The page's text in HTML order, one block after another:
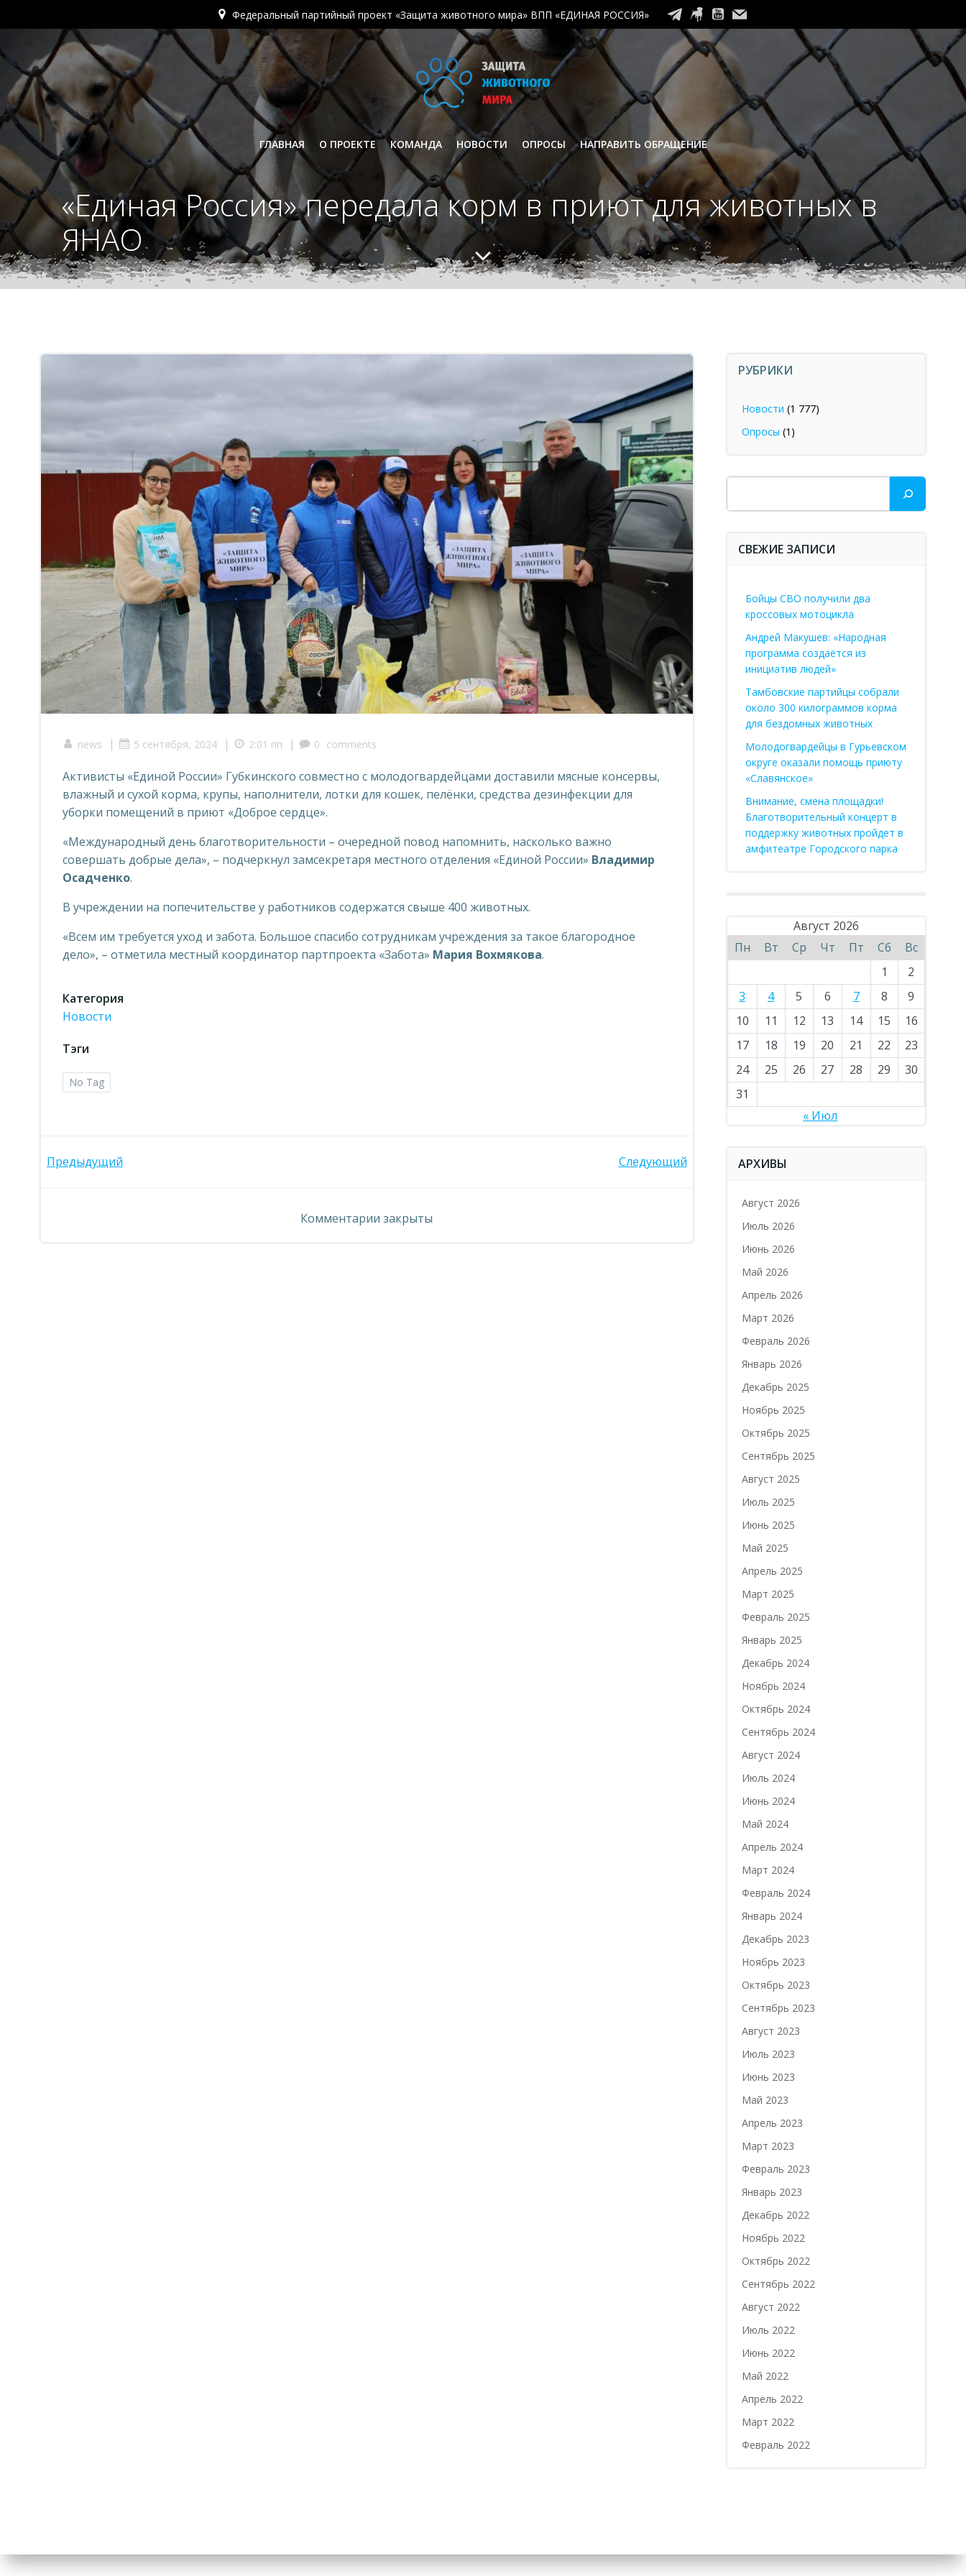
к
содержимому
Федеральный партийный проект «Защита животного мира» ВПП «ЕДИНАЯ РОССИЯ»
ГЛАВНАЯ О ПРОЕКТЕ КОМАНДА НОВОСТИ ОПРОСЫ НАПРАВИТЬ ОБРАЩЕНИЕ
«Единая Россия» передала корм в приют для животных в
ЯНАО
news | 5 сентября, 2024 | 2:01 пп | 0 comments
Активисты «Единой России» Губкинского совместно с молодогвардейцами доставили мясные консервы,
влажный и сухой корма, крупы, наполнители, лотки для кошек, пелёнки, средства дезинфекции для
уборки помещений в приют «Доброе сердце».
«Международный день благотворительности – очередной повод напомнить, насколько важно
совершать добрые дела», – подчеркнул замсекретаря местного отделения «Единой России» Владимир
Осадченко.
В учреждении на попечительстве у работников содержатся свыше 400 животных.
«Всем им требуется уход и забота. Большое спасибо сотрудникам учреждения за такое благородное
дело», – отметила местный координатор партпроекта «Забота» Мария Вохмякова.
Категория
Новости
Тэги
No Tag
Навигация
Предыдущий
записям
Следующий
Комментарии закрыты
РУБРИКИ
Новости (1 777)
Опросы (1)
Поиск
СВЕЖИЕ ЗАПИСИ
Бойцы СВО получили два
кроссовых мотоцикла
Андрей Макушев: «Народная
программа создаётся из
инициатив людей»
Тамбовские партийцы собрали
около 300 килограммов корма
для бездомных животных
Молодогвардейцы в Гурьевском
округе оказали помощь приюту
«Славянское»
Внимание, смена площадки!
Благотворительный концерт в
поддержку животных пройдет в
амфитеатре Городского парка
Август 2026
Пн
Вт Ср Чт Пт Сб
Вс
1
2
3
4 5 6 7 8
9
10
11 12 13 14 15
16
17
18 19 20 21 22
23
24
25 26 27 28 29
30
31
« Июл
АРХИВЫ
Август 2026
Июль 2026
Июнь 2026
Май 2026
Апрель 2026
Март 2026
Февраль 2026
Январь 2026
Декабрь 2025
Ноябрь 2025
Октябрь 2025
Сентябрь 2025
Август 2025
Июль 2025
Июнь 2025
Май 2025
Апрель 2025
Март 2025
Февраль 2025
Январь 2025
Декабрь 2024
Ноябрь 2024
Октябрь 2024
Сентябрь 2024
Август 2024
Июль 2024
Июнь 2024
Май 2024
Апрель 2024
Март 2024
Февраль 2024
Январь 2024
Декабрь 2023
Ноябрь 2023
Октябрь 2023
Сентябрь 2023
Август 2023
Июль 2023
Июнь 2023
Май 2023
Апрель 2023
Март 2023
Февраль 2023
Январь 2023
Декабрь 2022
Ноябрь 2022
Октябрь 2022
Сентябрь 2022
Август 2022
Июль 2022
Июнь 2022
Май 2022
Апрель 2022
Март 2022
Февраль 2022